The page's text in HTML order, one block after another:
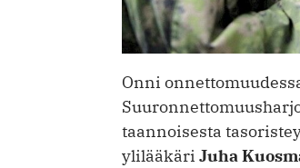
Onni
taannoisesta
ylilääkäri Juha